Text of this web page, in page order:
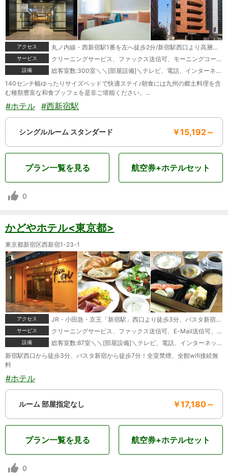
アクセス 丸ノ内線・西新宿駅1番を左へ徒歩2分/新宿駅西口より高層ビル街を眺めながら徒歩約10分/大江戸線・都庁前駅より徒歩約8分
サービス クリーニングサービス、ファックス送信可、モーニングコール、宅配便、駐車場あり
設備
総客室数:300室＼＼[部屋設備]＼テレビ、電話、インターネット接続(無線LAN形式)、湯沸かしポット、冷蔵庫、ドライヤー、ズボンプレッサー(貸出)、電気スタンド(貸出)、アイロン(貸出)、加湿器、個別空調、洗浄機付トイレ、ボディーソープ、シャンプー、リンス、洗顔ソープ、タオル、バスタオル、ナイトウェア、スリッパ＼＼[館内設備]＼禁煙ルーム、自動販売機、コインランドリー(有料)
140センチ幅ゆったりサイズベッドで快適ステイ♪朝食には九州の郷土料理を含
む種類豊富な和食ブッフェを是非ご堪能ください。…
#ホテル #西新宿駅
シングルルーム スタンダード ￥15,192～
プラン一覧を見る 航空券+ホテルセット
0
かどやホテル<東京都>
東京都新宿区西新宿1-23-1
アクセス JR・小田急・京王「新宿駅」西口より徒歩3分、バスタ新宿より徒歩7分の好立地！
サービス クリーニングサービス、ファックス送信可、E-Mail送信可、マッサージサービス、モーニングコール、宅配便＼＼[特典]＼お部屋で緑茶サービス
設備
総客室数:87室＼＼[部屋設備]＼テレビ、電話、インターネット接続(LAN形式)、インターネット接続(無線LAN形式)、湯沸かしポット、お茶セット、冷蔵庫、ドライヤー、ズボンプレッサー(貸出)、電気スタンド(貸出)、電気スタンド(一部)、アイロン(貸出)、加湿器(一部)、変圧器(貸出)、洗浄機付トイレ、ボディーソープ、シャンプー、コンディショナー、洗顔ソープ、ハミガキセット、カミソリ、シャワーキャップ、ブラシ、タオル、バスタオル、ナイトガウン、スリッパ、電子レンジ(一部・要予約)＼＼[館内設備]＼レストラン、喫茶、居酒屋コーナー、宴会場、会議室、禁煙ルーム、売店、コーヒーショップ、自動販売機、コインランドリー(有料)
新宿駅西口から徒歩3分、バスタ新宿から徒歩7分！全室禁煙、全館wifi接続無
料
#ホテル
ルーム 部屋指定なし ￥17,180～
プラン一覧を見る 航空券+ホテルセット
0